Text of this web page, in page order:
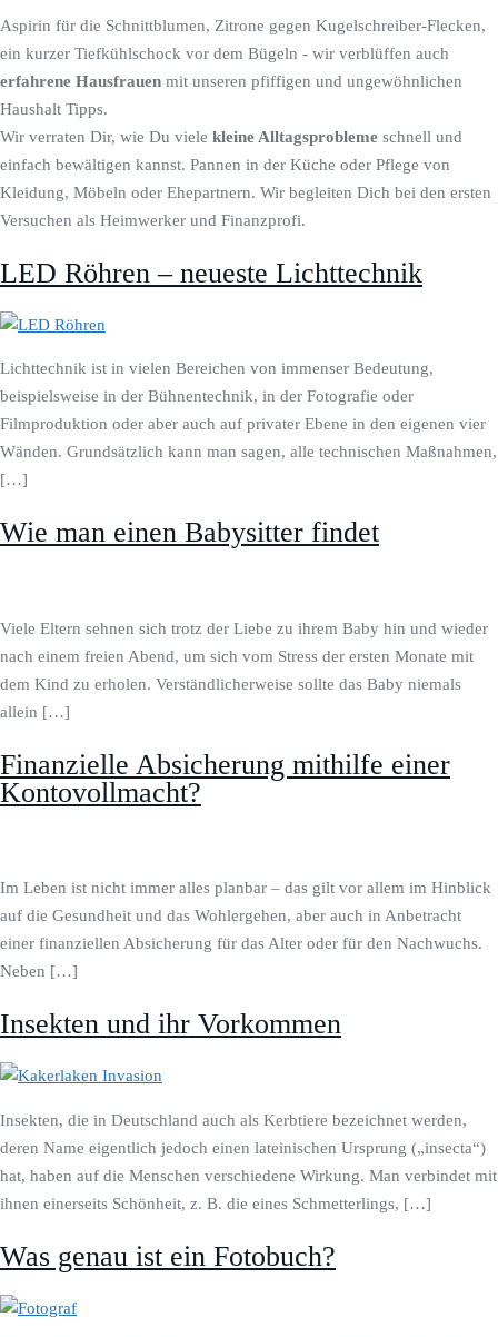
Aspirin für die Schnittblumen, Zitrone gegen Kugelschreiber-Flecken,
ein kurzer Tiefkühlschock vor dem Bügeln - wir verblüffen auch
erfahrene Hausfrauen mit unseren pfiffigen und ungewöhnlichen
Haushalt Tipps.
Wir verraten Dir, wie Du viele kleine Alltagsprobleme schnell und
einfach bewältigen kannst. Pannen in der Küche oder Pflege von
Kleidung, Möbeln oder Ehepartnern. Wir begleiten Dich bei den ersten
Versuchen als Heimwerker und Finanzprofi.
LED Röhren – neueste Lichttechnik
Lichttechnik ist in vielen Bereichen von immenser Bedeutung,
beispielsweise in der Bühnentechnik, in der Fotografie oder
Filmproduktion oder aber auch auf privater Ebene in den eigenen vier
Wänden. Grundsätzlich kann man sagen, alle technischen Maßnahmen,
[…]
Wie man einen Babysitter findet
Viele Eltern sehnen sich trotz der Liebe zu ihrem Baby hin und wieder
nach einem freien Abend, um sich vom Stress der ersten Monate mit
dem Kind zu erholen. Verständlicherweise sollte das Baby niemals
allein […]
Finanzielle Absicherung mithilfe einer
Kontovollmacht?
Im Leben ist nicht immer alles planbar – das gilt vor allem im Hinblick
auf die Gesundheit und das Wohlergehen, aber auch in Anbetracht
einer finanziellen Absicherung für das Alter oder für den Nachwuchs.
Neben […]
Insekten und ihr Vorkommen
Insekten, die in Deutschland auch als Kerbtiere bezeichnet werden,
deren Name eigentlich jedoch einen lateinischen Ursprung („insecta“)
hat, haben auf die Menschen verschiedene Wirkung. Man verbindet mit
ihnen einerseits Schönheit, z. B. die eines Schmetterlings, […]
Was genau ist ein Fotobuch?